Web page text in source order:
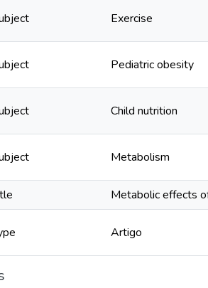
Exercise
Pediatric obesity
Child nutrition
Metabolism
Metabolic effects
Artigo